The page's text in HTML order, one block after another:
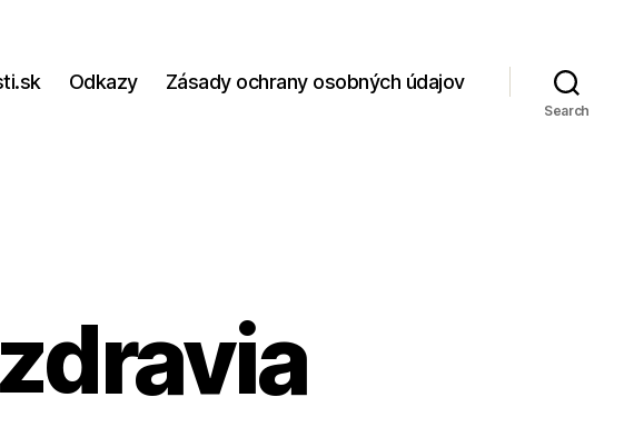
Odkazy Zásady ochrany osobných údajov
Search